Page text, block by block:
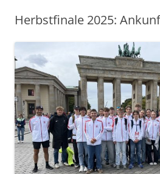
Herbstfinale 2025: